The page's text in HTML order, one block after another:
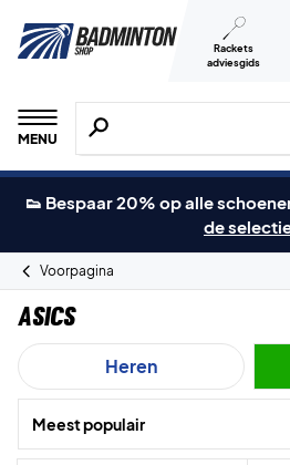
Rackets
adviesgids
MENU
Zoeken naar producten,
👟 Bespaar 20% op alle
de
Voorpagina
Asics
Heren
Meest populair